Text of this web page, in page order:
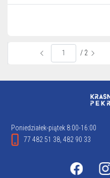
/ 2
Poniedziałek-piątek 8:00-16:00
77 482 51 38, 482 90 33